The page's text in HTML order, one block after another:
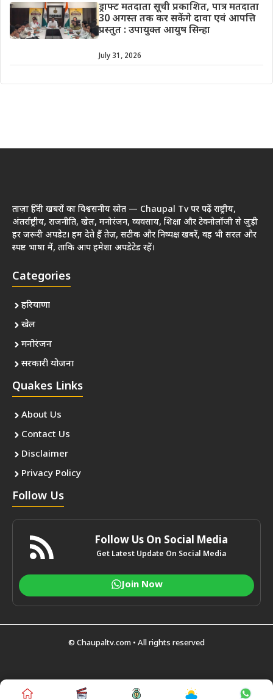
ड्राफ्ट मतदाता सूची प्रकाशित, पात्र मतदाता
30 अगस्त तक कर सकेंगे दावा एवं आपत्ति
प्रस्तुत : उपायुक्त आयुष सिन्हा
July 31, 2026
ताज़ा हिंदी खबरों का विश्वसनीय स्रोत — Chaupal Tv पर पढ़ें राष्ट्रीय,
अंतर्राष्ट्रीय, राजनीति, खेल, मनोरंजन, व्यवसाय, शिक्षा और टेक्नोलॉजी से जुड़ी
हर जरूरी अपडेट। हम देते हैं तेज़, सटीक और निष्पक्ष खबरें, वह भी सरल और
स्पष्ट भाषा में, ताकि आप हमेशा अपडेटेड रहें।
Categories
हरियाणा
खेल
मनोरंजन
सरकारी योजना
Quakes Links
About Us
Contact Us
Disclaimer
Privacy Policy
Follow Us
Follow Us On Social Media
Get Latest Update On Social Media
Join Now
© Chaupaltv.com • All rights reserved